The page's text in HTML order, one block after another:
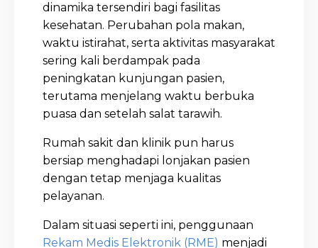
dinamika tersendiri bagi fasilitas
kesehatan. Perubahan pola makan,
waktu istirahat, serta aktivitas masyarakat
sering kali berdampak pada
peningkatan kunjungan pasien,
terutama menjelang waktu berbuka
puasa dan setelah salat tarawih.
Rumah sakit dan klinik pun harus
bersiap menghadapi lonjakan pasien
dengan tetap menjaga kualitas
pelayanan.
Dalam situasi seperti ini, penggunaan
Rekam Medis Elektronik (RME) menjadi